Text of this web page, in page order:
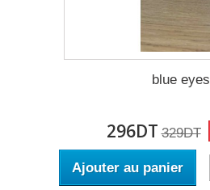
blue eyes
296DT 329DT
Ajouter au panier